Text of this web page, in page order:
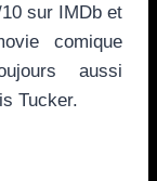
sur IMDb et
comique
aussi
Tucker.